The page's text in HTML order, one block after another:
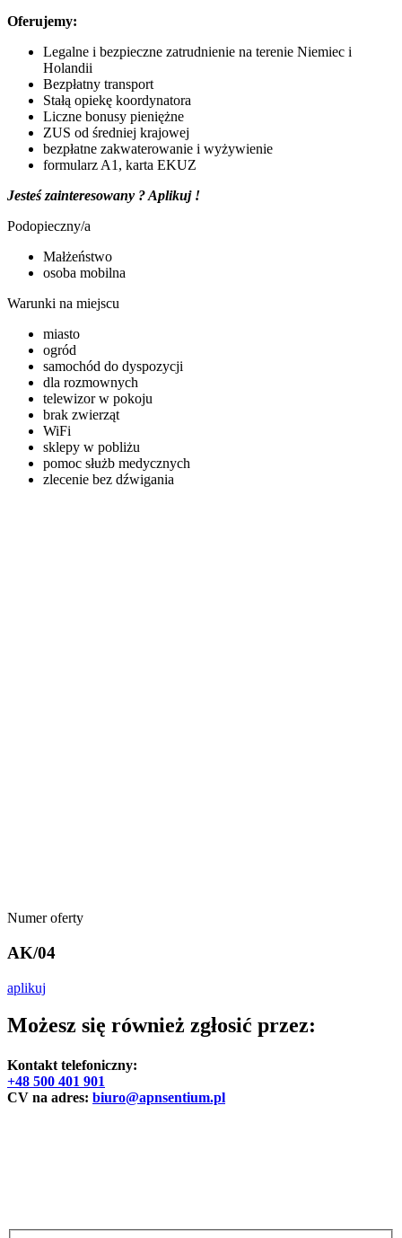
Oferujemy:
Legalne i bezpieczne zatrudnienie na terenie Niemiec i
Holandii
Bezpłatny transport
Stałą opiekę koordynatora
Liczne bonusy pieniężne
ZUS od średniej krajowej
bezpłatne zakwaterowanie i wyżywienie
formularz A1, karta EKUZ
Jesteś zainteresowany ? Aplikuj !
Podopieczny/a
Małżeństwo
osoba mobilna
Warunki na miejscu
miasto
ogród
samochód do dyspozycji
dla rozmownych
telewizor w pokoju
brak zwierząt
WiFi
sklepy w pobliżu
pomoc służb medycznych
zlecenie bez dźwigania
Numer oferty
AK/04
aplikuj
Możesz się również zgłosić przez:
Kontakt telefoniczny:
+48 500 401 901
CV na adres: biuro@apnsentium.pl